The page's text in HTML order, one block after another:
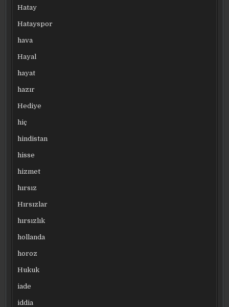
Hatay
Hatayspor
hava
Hayal
hayat
hazır
Hediye
hiç
hindistan
hisse
hizmet
hırsız
Hırsızlar
hırsızlık
hollanda
horoz
Hukuk
iade
iddia